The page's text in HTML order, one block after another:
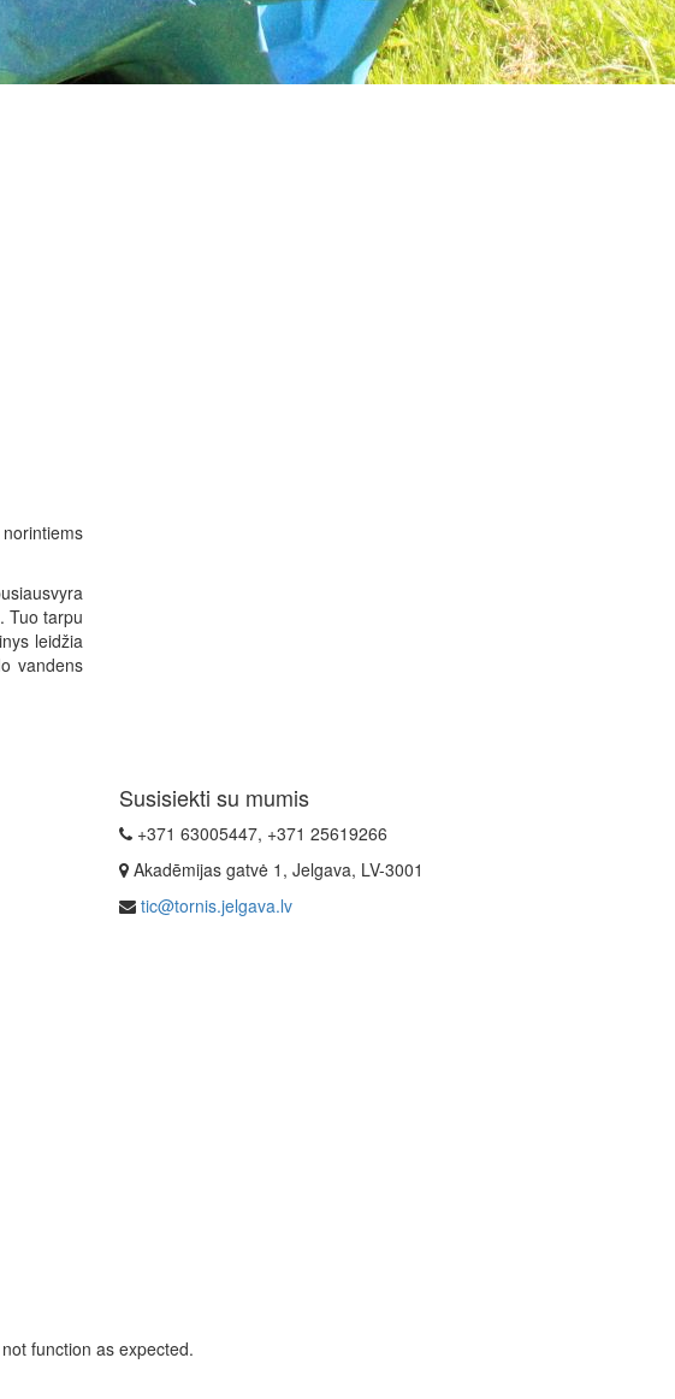
Tuo tarpu
leidžia
vandens
Susisiekti su mumis
+371 63005447, +371 25619266
Akadēmijas gatvė 1, Jelgava, LV-3001
tic@tornis.jelgava.lv
function as expected.